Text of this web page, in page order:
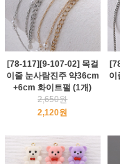
[78-117][9-107-02] 목걸
이줄 눈사람진주 약36cm
+6cm 화이트펄 (1개)
2,650원
2,120원
이